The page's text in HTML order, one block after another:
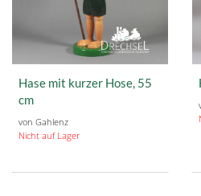
Hase mit kurzer Hose, 55
cm
von Gahlenz
Nicht auf Lager